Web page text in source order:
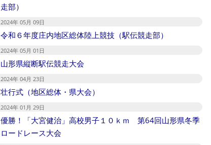
走部）
2024年 05月 09日
令和６年度庄内地区総体陸上競技（駅伝競走部）
2024年 05月 01日
山形県縦断駅伝競走大会
2024年 04月 23日
壮行式（地区総体・県大会）
2024年 01月 29日
優勝！「大宮健治」高校男子１０ｋｍ 第64回山形県冬季
ロードレース大会